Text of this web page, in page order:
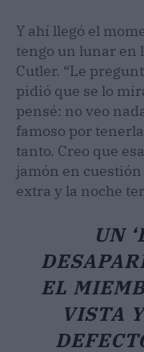
Y ahí llegó el
tengo un lunar en
Cutler. “Le
pidió que se lo
pensé: no veo
famoso por
tanto. Creo que
jamón en
extra y la noche
UN
EL
VISTA